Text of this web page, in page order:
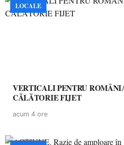
LOCALE
VERTICALI PENTRU
CĂLĂTORIE FIJET
acum 4 ore